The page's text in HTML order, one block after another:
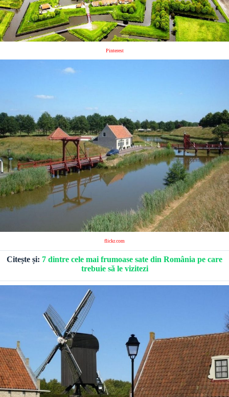
Pinterest
flickr.com
Citește și: 7 dintre cele mai frumoase sate din România pe care
trebuie să le vizitezi